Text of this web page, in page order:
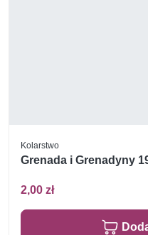
Kolarstwo
Grenada i Grenadyny
2,00 zł